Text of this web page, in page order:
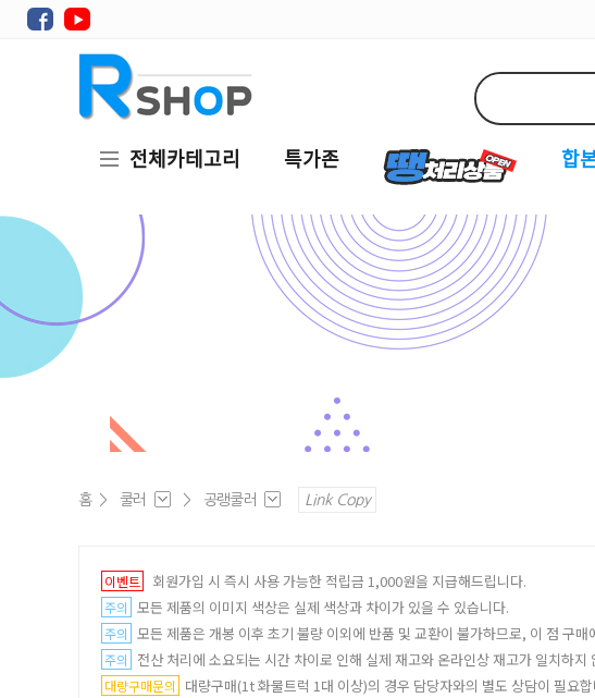
전체카테고리 특가존 합
홈 > 쿨러 > 공랭쿨러 Link Copy
이벤트 회원가입 시 즉시 사용 가능한 적립금 1,000원을 지급해드립니다.
주의 모든 제품의 이미지 색상은 실제 색상과 차이가 있을 수 있습니다.
주의 모든 제품은 개봉 이후 초기 불량 이외에 반품 및 교환이 불가하므로, 이 점 구매
주의 전산 처리에 소요되는 시간 차이로 인해 실제 재고와 온라인상 재고가 일치하
대량구매문의 대량구매(1t 화물트럭 1대 이상)의 경우 담당자와의 별도 상담이 필